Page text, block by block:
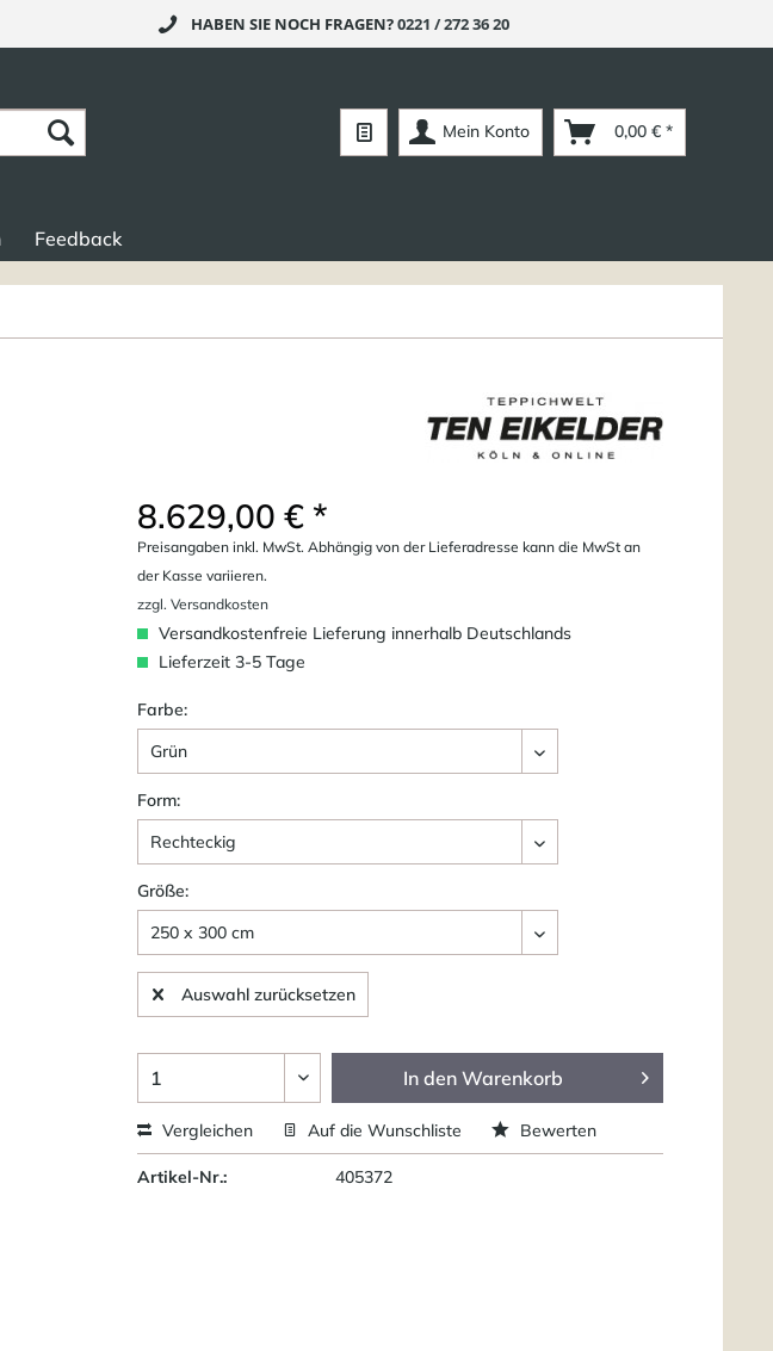
HABEN SIE NOCH FRAGEN?0221 / 272 36 20
Mein Konto 0,00 € *
Feedback
8.629,00 € *
Preisangaben inkl. MwSt. Abhängig von der Lieferadresse kann die MwSt an
der Kasse variieren.
zzgl. Versandkosten
Versandkostenfreie Lieferung innerhalb Deutschlands
Lieferzeit 3-5 Tage
Farbe:
Form:
Größe:
Auswahl zurücksetzen
In den Warenkorb
Vergleichen Auf die Wunschliste Bewerten
Artikel-Nr.: 405372